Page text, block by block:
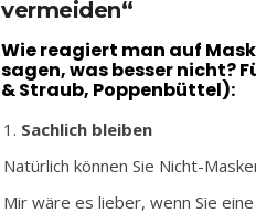
vermeiden“
Wie reagiert man auf
sagen, was besser nicht?
& Straub, Poppenbüttel):
Sachlich bleiben
Natürlich können Sie Nicht-
Mir wäre es lieber, wenn Sie